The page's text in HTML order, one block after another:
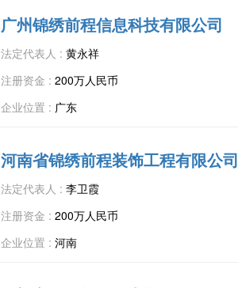
广州锦绣前程信息科技有限公司
法定代表人 : 黄永祥
注册资金 : 200万人民币
企业位置 : 广东
河南省锦绣前程装饰工程有限公司
法定代表人 : 李卫霞
注册资金 : 200万人民币
企业位置 : 河南